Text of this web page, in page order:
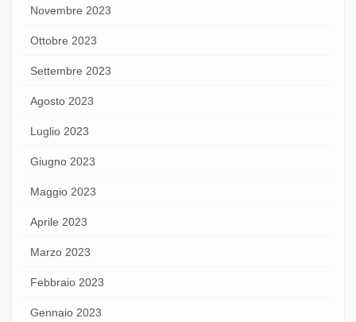
Novembre 2023
Ottobre 2023
Settembre 2023
Agosto 2023
Luglio 2023
Giugno 2023
Maggio 2023
Aprile 2023
Marzo 2023
Febbraio 2023
Gennaio 2023